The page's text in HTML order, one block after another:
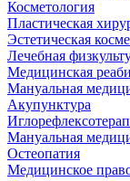
Косметология
Пластическая
Эстетическая
Лечебная
Медицинская
Мануальная
Акупунктура
Мануальная
Остеопатия
Медицинское